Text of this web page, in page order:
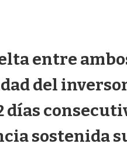
entre
del inversor
días
sostenida